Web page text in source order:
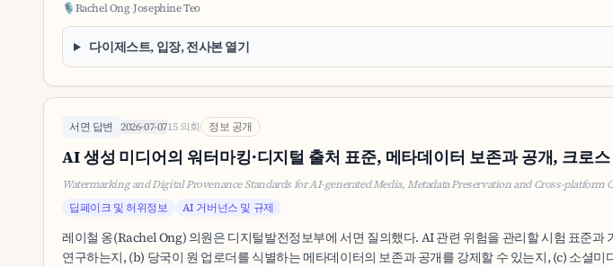
🎙️Rachel Ong·Josephine Teo
다이제스트, 입장, 전사본 열기
서면 답변 2026-07-0715 의회 정보 공개
AI 생성 미디어의 워터마킹·디지털 출처 표준, 메타데이터 보존과 공개, 크로
Watermarking and Digital Provenance Standards for AI-generated Media, Metadata Preservation and Cross-platform
딥페이크 및 허위정보
AI 거버넌스 및 규제
레이철 옹(Rachel Ong) 의원은 디지털발전정보부에 서면 질의했다. AI 관련 위험을 관리할 시험 표준
연구하는지, (b) 당국이 원 업로더를 식별하는 메타데이터의 보존과 공개를 강제할 수 있는지, (c) 소셜